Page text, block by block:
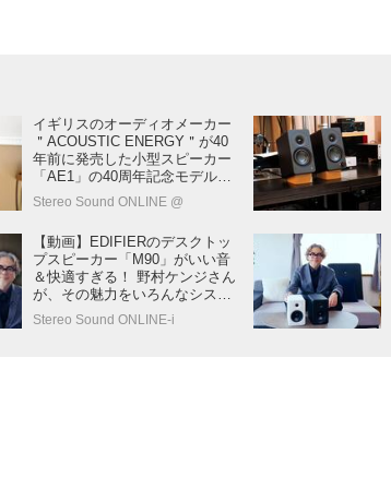
イギリスのオーディオメーカー
＂ACOUSTIC ENERGY＂が40
年前に発売した小型スピーカー
「AE1」の40周年記念モデル登
場！
Stereo Sound ONLINE @
【動画】EDIFIERのデスクトッ
プスピーカー「M90」がいい音
＆快適すぎる！ 野村ケンジさん
が、その魅力をいろんなシステ
ムで紹介します
Stereo Sound ONLINE-i